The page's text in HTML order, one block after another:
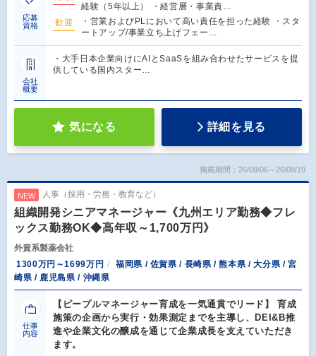
応募
資格
経験（5年以上） ・経営層・事業責…
歓迎
・営業およびPLにおいて高い責任を担った経験 ・スタ
ートアップ/事業立ち上げフェー…
会社
概要
・大手日本企業向けにAIとSaaSを組み合わせたサービスを提
供している国内スター…
気になる 詳細を見る
掲載期間：26/08/06～26/08/19
NEW 人事（採用・労務・教育など）
組織開発シニアマネージャー《九州エリア勤務◆フレ
ックス勤務OK◆高年収～1,700万円》
外資系製薬会社
1300万円～1699万円
福岡県 / 佐賀県 / 長崎県 / 熊本県 / 大分県 / 宮
崎県 / 鹿児島県 / 沖縄県
仕事
内容
【ピープルマネージャー育成を一気通貫でリード】 育成
施策の企画から実行・効果測定までを主導し、DEI&B推
進や企業文化の醸成を通じて企業成長を支えていただき
ます。